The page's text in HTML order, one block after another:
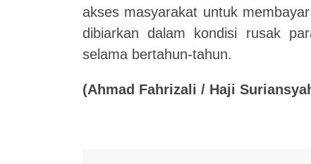
akses masyarakat untuk
dibiarkan dalam kondisi rusak
selama bertahun-tahun.
(Ahmad Fahrizali / Haji